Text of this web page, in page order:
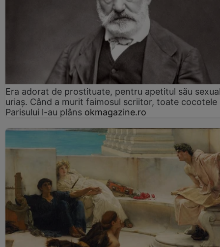
Era adorat de prostituate, pentru apetitul său
uriaș. Când a murit faimosul scriitor, toate cocotele
Parisului l-au plâns okmagazine.ro